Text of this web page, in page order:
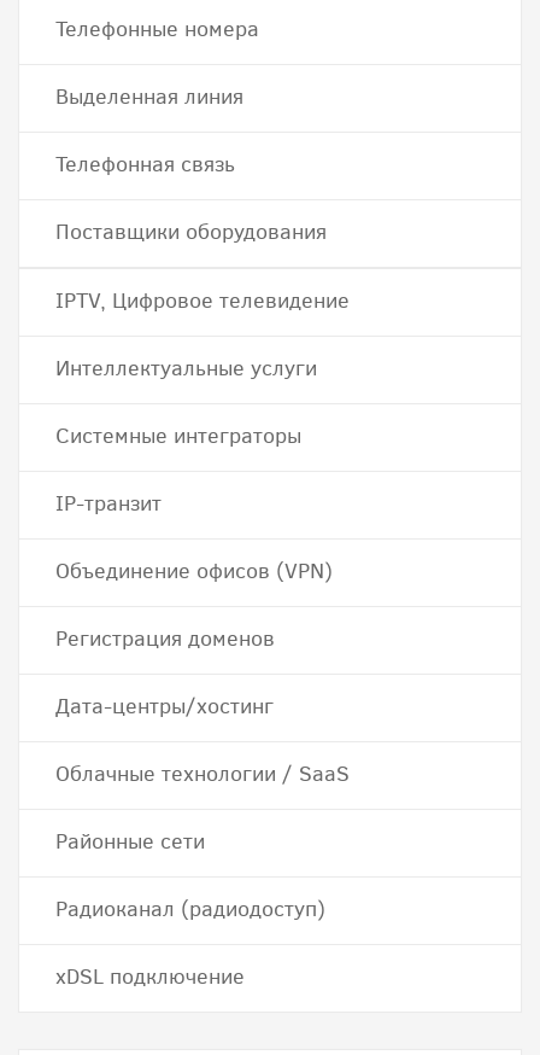
Телефонные номера
Выделенная линия
Телефонная связь
Поставщики оборудования
IPTV, Цифровое телевидение
Интеллектуальные услуги
Системные интеграторы
IP-транзит
Объединение офисов (VPN)
Регистрация доменов
Дата-центры/хостинг
Облачные технологии / SaaS
Районные сети
Радиоканал (радиодоступ)
хDSL подключение